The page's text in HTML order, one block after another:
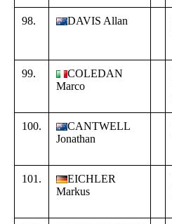
98. DAVIS Allan
99.
COLEDAN
Marco
100.
CANTWELL
Jonathan
101.
EICHLER
Markus